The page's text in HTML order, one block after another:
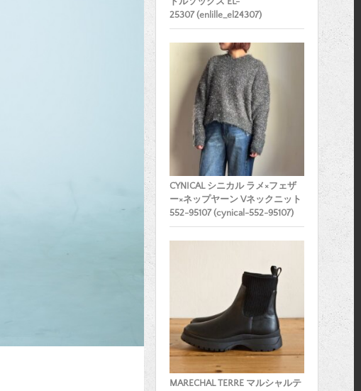
25307 (enlille_el24307)
CYNICAL シニカル ラメ×フェザ
ー×ネップヤーン Vネックニット
552-95107 (cynical-552-95107)
MARECHAL TERRE マルシャルテ